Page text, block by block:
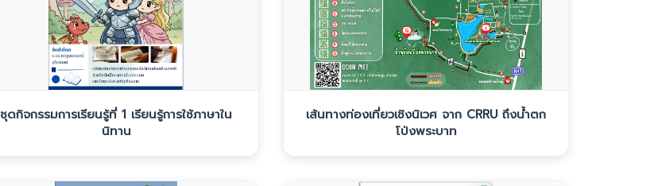
ชุดกิจกรรมการเรียนรู้ที่ 1 เรียนรู้การใช้ภาษาใน
นิทาน
เส้นทางท่องเที่ยวเชิงนิเวศ จาก CRRU ถึงน้ำตก
โป่งพระบาท